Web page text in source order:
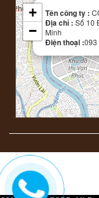
Tên công ty :
Địa chỉ : Số 10
Minh
Điện thoại :093
+
−